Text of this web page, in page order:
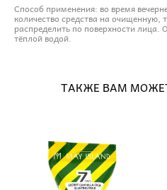
Способ применения: во время
количество средства на очищенную,
распределить по поверхности лица.
тёплой водой.
ТАКЖЕ ВАМ